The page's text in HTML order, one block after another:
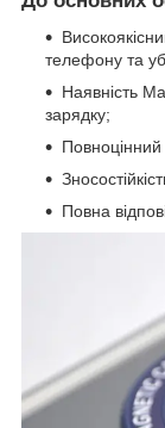
телефону та
Наявність
зарядку;
Повна